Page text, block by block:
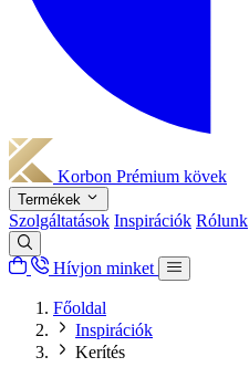
Korbon Prémium kövek
Termékek
Szolgáltatások Inspirációk Rólunk
Hívjon minket
Főoldal
Inspirációk
Kerítés